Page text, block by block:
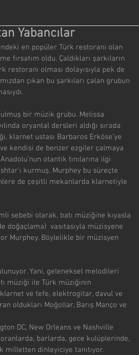
Yabancılar
en popüler Türk restoranı olan
fırsatım oldu. Çaldıkları şarkıların
restoranı olması dolayısıyla pek de
çıkan bu şarkıları çalan grubun
bir müzik grubu. Melissa
oryantal dersleri aldığı sırada
klarnet ustası Barbaros Erköse’ye
kendisi de benzer ezgiler çalmaya
otantik tınılarına ilgi
kurmuş. Murphey bu süreçte
de çeşitli mekanlarda klarnetiyle
sebebi olarak, batı müziğine kıyasla
doğaçlama)  vasıtasıyla müzisyene
Murphey. Böylelikle bir müzisyen
Yani, geleneksel melodileri
müziği ile Türk müziğinin
klarnet ve tefe, elektrogitar, davul ve
oldukları Moğollar, Barış Manço ve
DC, New Orleans ve Nashville
barlarda, gece kulüplerinde,
milletten dinleyiciye tanıtıyor.